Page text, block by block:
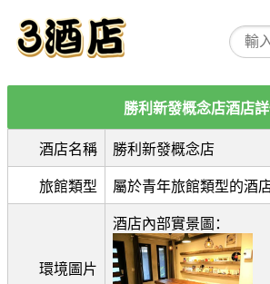
勝利新發概念店酒店
酒店名稱 勝利新發概念店
旅館類型 屬於青年旅館類型的酒
環境圖片
酒店內部實景圖：